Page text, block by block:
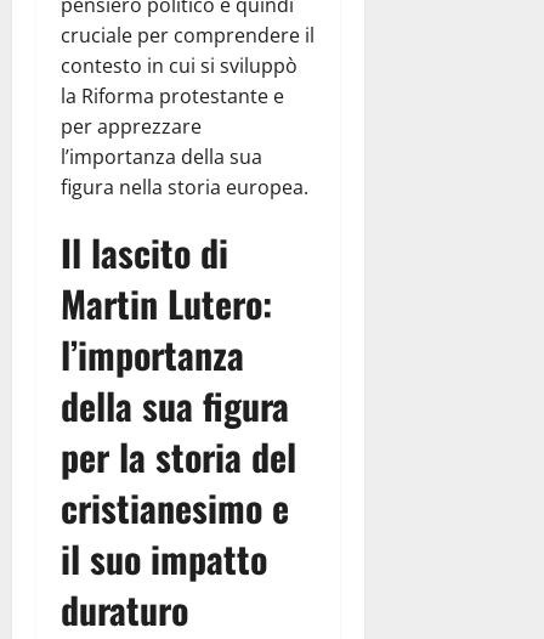
cruciale per comprendere il
contesto in cui si sviluppò
la Riforma protestante e
per apprezzare
l’importanza della sua
figura nella storia europea.
Il lascito di
Martin Lutero:
l’importanza
della sua figura
per la storia del
cristianesimo e
il suo impatto
duraturo